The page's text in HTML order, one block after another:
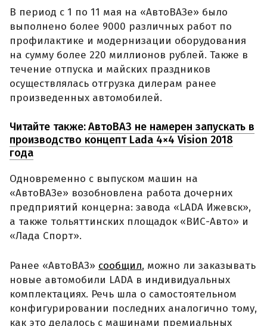
В период с 1 по 11 мая на «АвтоВАЗе» было
выполнено более 9000 различных работ по
профилактике и модернизации оборудования
на сумму более 220 миллионов рублей. Также в
течение отпуска и майских праздников
осуществлялась отгрузка дилерам ранее
произведенных автомобилей.
Читайте также:АвтоВАЗ не намерен запускать в
производство концепт Lada 4×4 Vision 2018
года
Одновременно с выпуском машин на
«АвтоВАЗе» возобновлена работа дочерних
предприятий концерна: завода «LADA Ижевск»,
а также тольяттинских площадок «ВИС-Авто» и
«Лада Спорт».
Ранее «АвтоВАЗ» сообщил, можно ли заказывать
новые автомобили LADA в индивидуальных
комплектациях. Речь шла о самостоятельном
конфигурировании последних аналогично тому,
как это делалось с машинами премиальных